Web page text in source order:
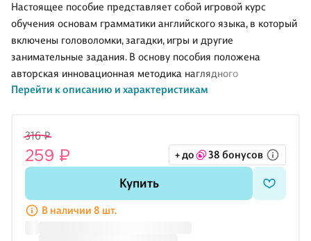
Настоящее пособие представляет собой игровой курс
обучения основам грамматики английского языка, в который
включены головоломки, загадки, игры и другие
занимательные задания. В основу пособия положена
авторская инновационная методика наглядного
моделирования английских предложений из разноцветных
младшего школьного возраста и их взрослым наставникам:
преподавателям английского языка, родителям и
гувернёрам.
Перейти к описанию и характеристикам
316 ₽
259 ₽ + до 38 бонусов
Купить
В наличии 8 шт.